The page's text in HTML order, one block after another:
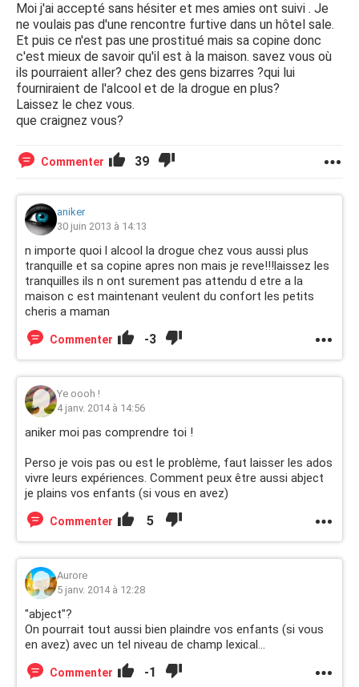
Moi j'ai accepté sans hésiter et mes amies ont suivi . Je
ne voulais pas d'une rencontre furtive dans un hôtel sale.
Et puis ce n'est pas une prostitué mais sa copine donc
c'est mieux de savoir qu'il est à la maison. savez vous où
ils pourraient aller? chez des gens bizarres ?qui lui
fourniraient de l'alcool et de la drogue en plus?
Laissez le chez vous.
que craignez vous?
Commenter 39
aniker
30 juin 2013 à 14:13
n importe quoi l alcool la drogue chez vous aussi plus
tranquille et sa copine apres non mais je reve!!!laissez les
tranquilles ils n ont surement pas attendu d etre a la
maison c est maintenant veulent du confort les petits
cheris a maman
Commenter -3
Ye oooh !
4 janv. 2014 à 14:56
aniker moi pas comprendre toi !
Perso je vois pas ou est le problème, faut laisser les ados
vivre leurs expériences. Comment peux être aussi abject
je plains vos enfants (si vous en avez)
Commenter 5
Aurore
5 janv. 2014 à 12:28
"abject"?
On pourrait tout aussi bien plaindre vos enfants (si vous
en avez) avec un tel niveau de champ lexical...
Commenter -1